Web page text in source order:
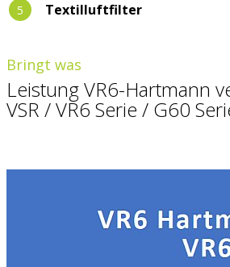
Textilluftfilter
Bringt was
Leistung VR6-Hartmann
VSR / VR6 Serie / G60